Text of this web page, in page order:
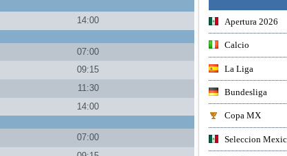
14:00
07:00
09:15
11:30
14:00
07:00
Apertura 2026
Calcio
La Liga
Bundesliga
Copa MX
Seleccion